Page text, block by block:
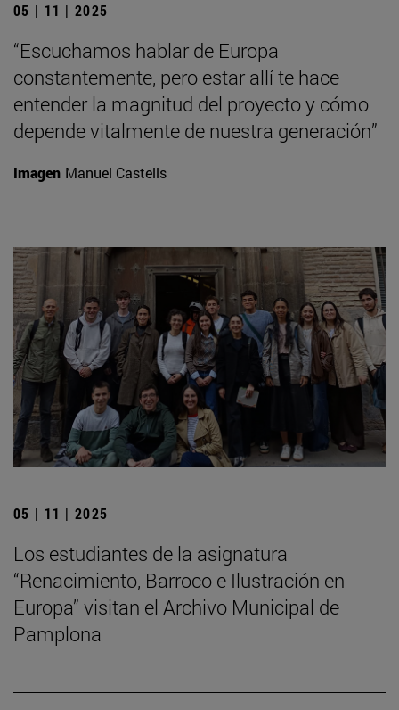
05 | 11 | 2025
“Escuchamos hablar de Europa
constantemente, pero estar allí te hace
entender la magnitud del proyecto y cómo
depende vitalmente de nuestra generación”
Imagen Manuel Castells
05 | 11 | 2025
Los estudiantes de la asignatura
“Renacimiento, Barroco e Ilustración en
Europa” visitan el Archivo Municipal de
Pamplona